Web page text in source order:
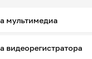
мультимедиа
видеорегистратора